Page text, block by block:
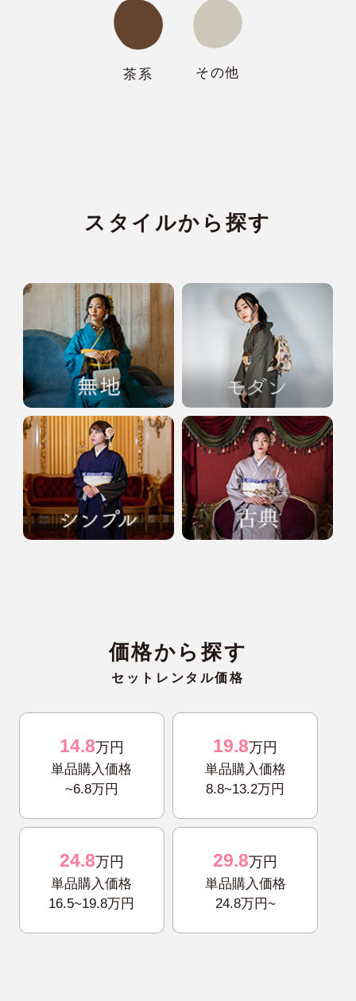
茶系 その他
スタイルから探す
価格から探す
セットレンタル価格
14.8万円
単品購入価格
~6.8万円
19.8万円
単品購入価格
8.8~13.2万円
24.8万円
単品購入価格
16.5~19.8万円
29.8万円
単品購入価格
24.8万円~